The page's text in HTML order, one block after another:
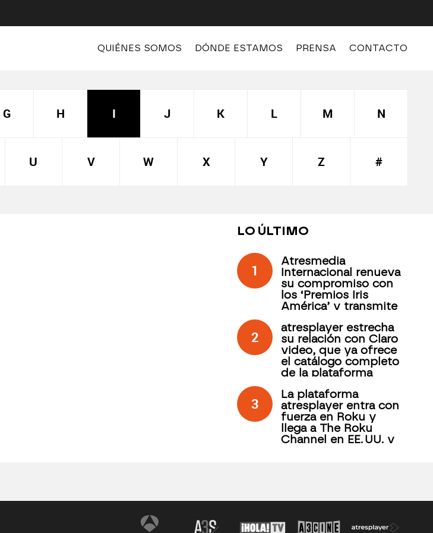
QUIÉNES SOMOS DÓNDE ESTAMOS PRENSA CONTACTO
G H I J K L M N
U V W X Y Z #
LO ÚLTIMO
1
Atresmedia
Internacional renueva
su compromiso con
los ‘Premios Iris
América’ y transmite
Antigua Guatemala a
través de atresplayer
2
atresplayer estrecha
su relación con Claro
video, que ya ofrece
el catálogo completo
de la plataforma
3
La plataforma
atresplayer entra con
fuerza en Roku y
llega a The Roku
Channel en EE. UU. y